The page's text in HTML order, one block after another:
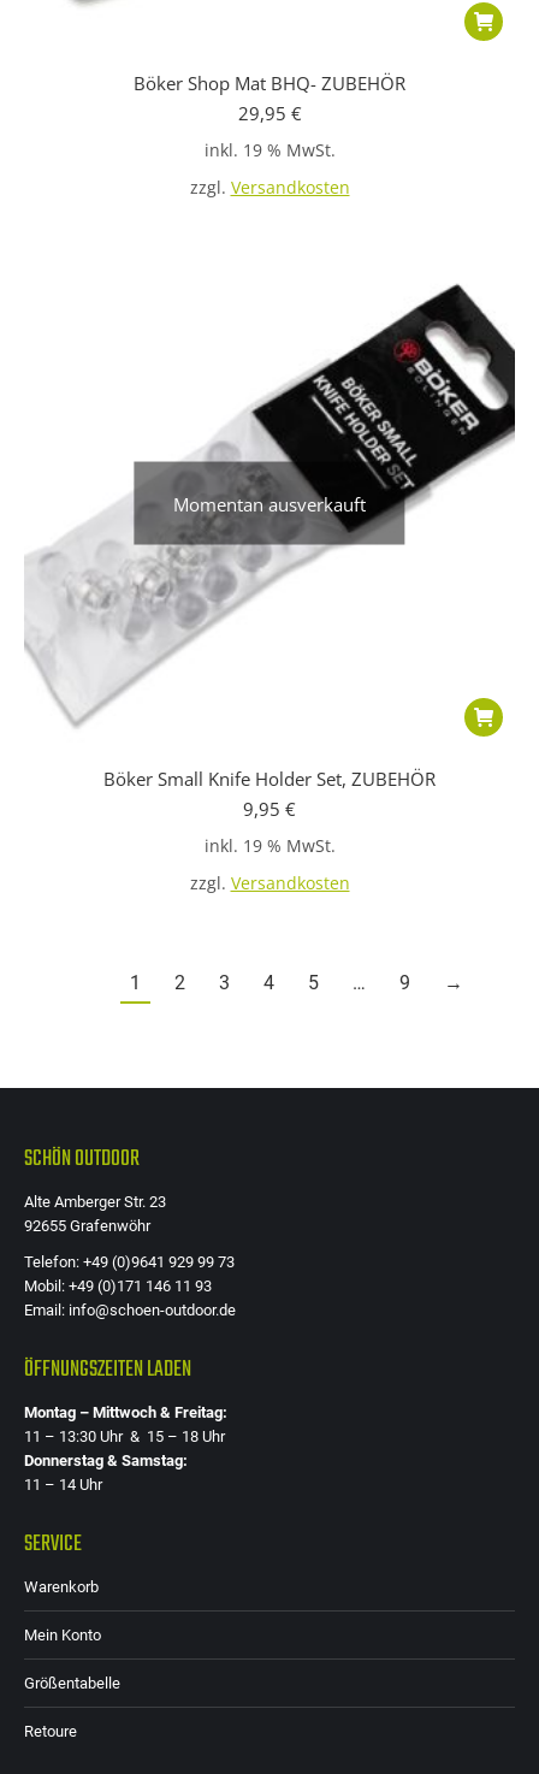
Böker Shop Mat BHQ- ZUBEHÖR
29,95 €
inkl. 19 % MwSt.
zzgl. Versandkosten
Momentan ausverkauft
Böker Small Knife Holder Set, ZUBEHÖR
9,95 €
inkl. 19 % MwSt.
zzgl. Versandkosten
1 2 3 4 5 … 9 →
SCHÖN OUTDOOR
Alte Amberger Str. 23
92655 Grafenwöhr
Telefon: +49 (0)9641 929 99 73
Mobil: +49 (0)171 146 11 93
Email: info@schoen-outdoor.de
ÖFFNUNGSZEITEN LADEN
Montag – Mittwoch & Freitag:
11 – 13:30 Uhr & 15 – 18 Uhr
Donnerstag & Samstag:
11 – 14 Uhr
SERVICE
Warenkorb
Mein Konto
Größentabelle
Retoure